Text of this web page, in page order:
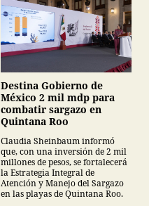
Destina Gobierno de
México 2 mil mdp para
combatir sargazo en
Quintana Roo
Claudia Sheinbaum informó
que, con una inversión de 2 mil
millones de pesos, se fortalecerá
la Estrategia Integral de
Atención y Manejo del Sargazo
en las playas de Quintana Roo.